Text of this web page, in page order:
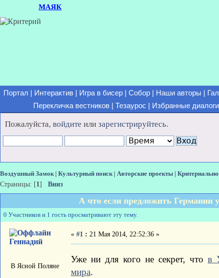
МАЯК
Портал Интерактив| Игра в бисер| Собор| Наши авторы
Перекличка вестников
Тезаурос Избранные диалоги
Пожалуйста, войдите или зарегистрируйтесь.
Воздушный Замок| Культурный поиск| Авторские проекты
Страницы: [1] Вниз
А что если предложить Германии
0 Участников и 1 гость просматривают эту тему.
Геннадий
В Ясной Поляне
« #1 : 21 Мая 2014, 22:52:36 »
Уже ни для кого не секрет, что в
мира.